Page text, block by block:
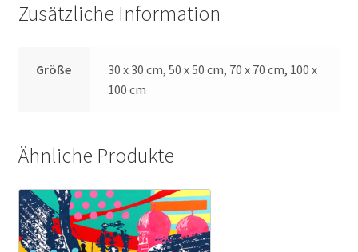
Zusätzliche Information
Größe
30 x 30 cm, 50 x 50 cm, 70 x 70 cm, 100 x
100 cm
Ähnliche Produkte